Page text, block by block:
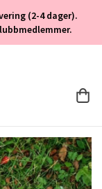
(2-4 dager).